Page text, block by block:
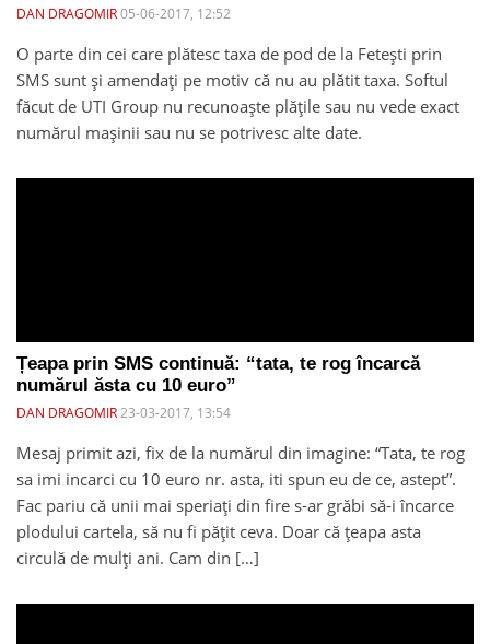
DAN DRAGOMIR05-06-2017, 12:52
O parte din cei care plătesc taxa de pod de la Fetești prin
SMS sunt și amendați pe motiv că nu au plătit taxa. Softul
făcut de UTI Group nu recunoaște plățile sau nu vede exact
numărul mașinii sau nu se potrivesc alte date.
Țeapa prin SMS continuă: “tata, te rog încarcă
numărul ăsta cu 10 euro”
DAN DRAGOMIR23-03-2017, 13:54
Mesaj primit azi, fix de la numărul din imagine: “Tata, te rog
sa imi incarci cu 10 euro nr. asta, iti spun eu de ce, astept”.
Fac pariu că unii mai speriați din fire s-ar grăbi să-i încarce
plodului cartela, să nu fi pățit ceva. Doar că țeapa asta
circulă de mulți ani. Cam din […]